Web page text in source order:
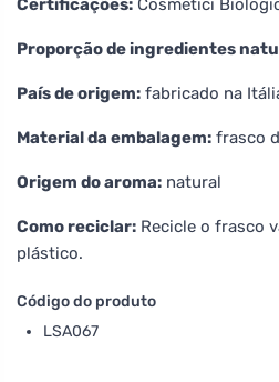
Proporção de ingredientes
País de origem: fabricado na
Material da embalagem: frasco
Origem do aroma: natural
Como reciclar: Recicle o frasco
plástico.
Código do produto
LSA067